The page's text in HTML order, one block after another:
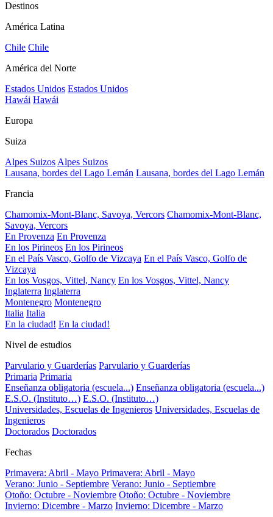
Destinos
América Latina
Chile Chile
América del Norte
Estados Unidos Estados Unidos
Hawái Hawái
Europa
Suiza
Alpes SuizosAlpes Suizos
Lausana, bordes del Lago Lemán Lausana, bordes del Lago Lemán
Francia
Chamomix-Mont-Blanc, Savoya, Vercors Chamomix-Mont-Blanc,
Savoya, Vercors
En Provenza En Provenza
En los Pirineos En los Pirineos
En el País Vasco, Golfo de Vizcaya En el País Vasco, Golfo de
Vizcaya
En los Vosgos, Vittel, Nancy En los Vosgos, Vittel, Nancy
Inglaterra Inglaterra
Montenegro Montenegro
Italia Italia
En la ciudad! En la ciudad!
Nivel de estudios
Parvulario y Guarderías Parvulario y Guarderías
Primaria Primaria
Enseñanza obligatoria (escuela...) Enseñanza obligatoria (escuela...)
E.S.O. (Instituto…) E.S.O. (Instituto…)
Universidades, Escuelas de Ingenieros Universidades, Escuelas de
Ingenieros
Doctorados Doctorados
Fechas
Primavera: Abril - Mayo Primavera: Abril - Mayo
Verano: Junio - Septiembre Verano: Junio - Septiembre
Otoño: Octubre - Noviembre Otoño: Octubre - Noviembre
Invierno: Dicembre - Marzo Invierno: Dicembre - Marzo